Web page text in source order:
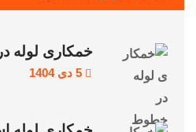
خمکاری لوله
5 دی 1404